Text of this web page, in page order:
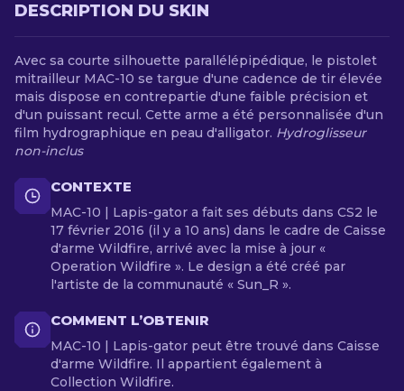
DESCRIPTION DU SKIN
Avec sa courte silhouette parallélépipédique, le pistolet
mitrailleur MAC-10 se targue d'une cadence de tir élevée
mais dispose en contrepartie d'une faible précision et
d'un puissant recul. Cette arme a été personnalisée d'un
film hydrographique en peau d'alligator. Hydroglisseur
non-inclus
CONTEXTE
MAC-10 | Lapis-gator a fait ses débuts dans CS2 le
17 février 2016 (il y a 10 ans) dans le cadre de Caisse
d'arme Wildfire, arrivé avec la mise à jour «
Operation Wildfire ». Le design a été créé par
l'artiste de la communauté « Sun_R ».
COMMENT L’OBTENIR
MAC-10 | Lapis-gator peut être trouvé dans Caisse
d'arme Wildfire. Il appartient également à
Collection Wildfire.